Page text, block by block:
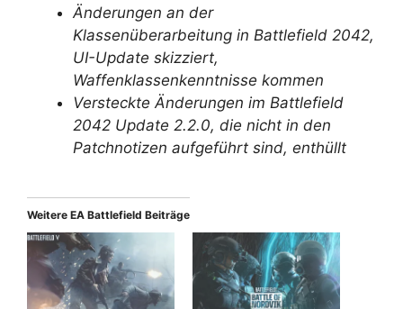
Änderungen an der
Klassenüberarbeitung in Battlefield 2042,
UI-Update skizziert,
Waffenklassenkenntnisse kommen
Versteckte Änderungen im Battlefield
2042 Update 2.2.0, die nicht in den
Patchnotizen aufgeführt sind, enthüllt
Weitere EA Battlefield Beiträge